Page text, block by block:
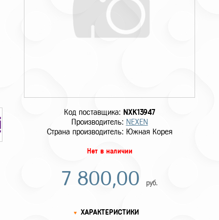
Код поставщика: NXK13947
Производитель: NEXEN
Страна производитель: Южная Корея
Нет в наличии
7 800,00 руб.